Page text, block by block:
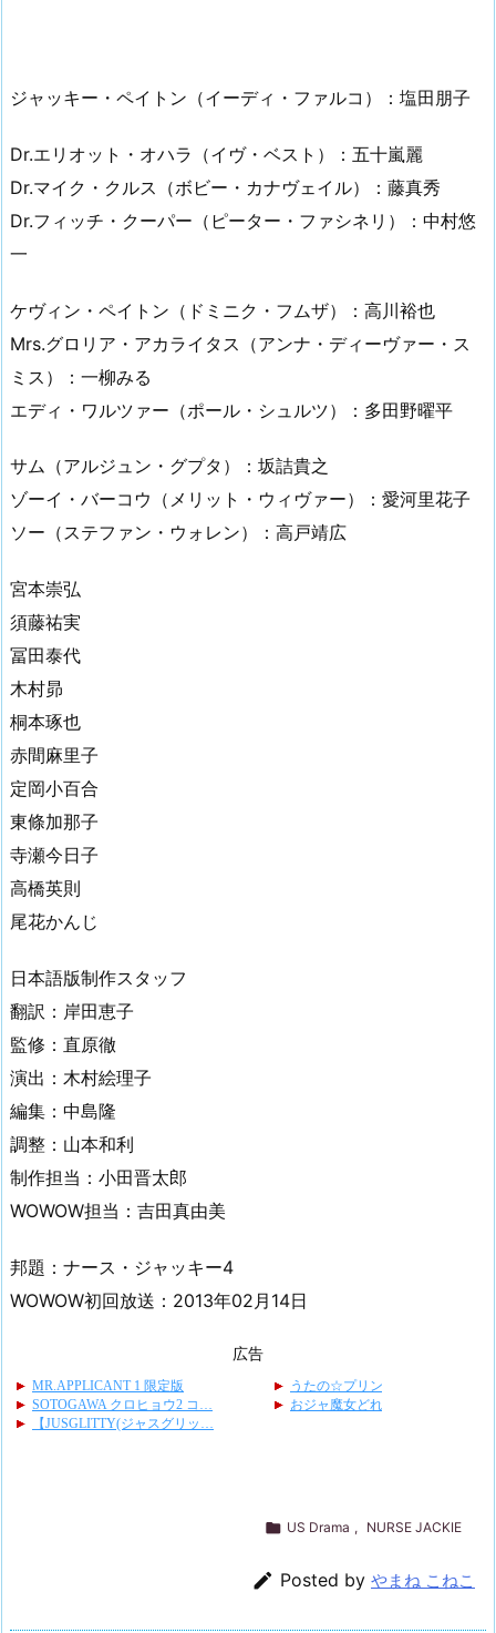
ジャッキー・ペイトン（イーディ・ファルコ）：塩田朋子
Dr.エリオット・オハラ（イヴ・ベスト）：五十嵐麗
Dr.マイク・クルス（ボビー・カナヴェイル）：藤真秀
Dr.フィッチ・クーパー（ピーター・ファシネリ）：中村悠
一
ケヴィン・ペイトン（ドミニク・フムザ）：高川裕也
Mrs.グロリア・アカライタス（アンナ・ディーヴァー・ス
ミス）：一柳みる
エディ・ワルツァー（ポール・シュルツ）：多田野曜平
サム（アルジュン・グプタ）：坂詰貴之
ゾーイ・バーコウ（メリット・ウィヴァー）：愛河里花子
ソー（ステファン・ウォレン）：高戸靖広
宮本崇弘
須藤祐実
冨田泰代
木村昴
桐本琢也
赤間麻里子
定岡小百合
東條加那子
寺瀬今日子
高橋英則
尾花かんじ
日本語版制作スタッフ
翻訳：岸田恵子
監修：直原徹
演出：木村絵理子
編集：中島隆
調整：山本和利
制作担当：小田晋太郎
WOWOW担当：吉田真由美
邦題：ナース・ジャッキー4
WOWOW初回放送：2013年02月14日
広告
 US Drama , NURSE JACKIE
 Posted by やまね こねこ